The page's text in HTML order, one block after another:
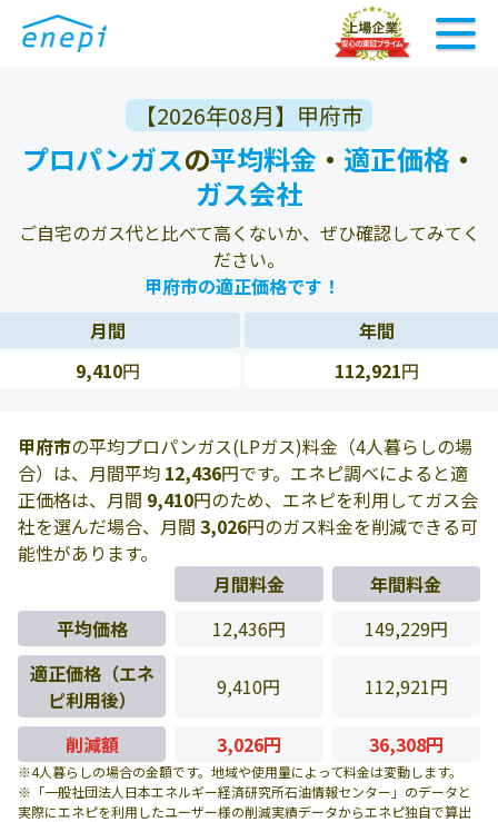
【2026年08月】甲府市
プロパンガスの平均料金 ・ 適正価格 ・
ガス会社
ご自宅のガス代と比べて高くないか、ぜひ確認してみてく
ださい。
甲府市の適正価格です！
月間
年間
9,410円 112,921円
甲府市の平均プロパンガス(LPガス)料金（4人暮らしの場
合）は、月間平均 12,436円です。エネピ調べによると適
正価格は、月間 9,410円のため、エネピを利用してガス会
社を選んだ場合、月間 3,026円のガス料金を削減できる可
能性があります。
月間料金
年間料金
平均価格
12,436円
149,229円
適正価格（エネ
ピ利用後）
9,410円 112,921円
削減額 3,026円 36,308円
※4人暮らしの場合の金額です。地域や使用量によって料金は変動します。
※「一般社団法人日本エネルギー経済研究所石油情報センター」のデータと
実際にエネピを利用したユーザー様の削減実績データからエネピ独自で算出